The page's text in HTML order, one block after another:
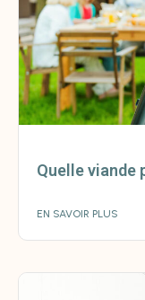
Quelle viande
EN SAVOIR PLUS